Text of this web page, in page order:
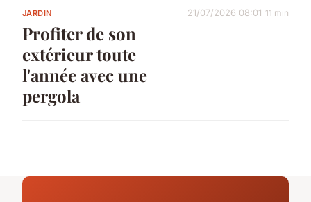
JARDIN
Profiter de son
extérieur toute
l'année avec une
pergola
21/07/2026 08:01 11 min